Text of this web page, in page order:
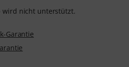
wird nicht unterstützt.
Garantie